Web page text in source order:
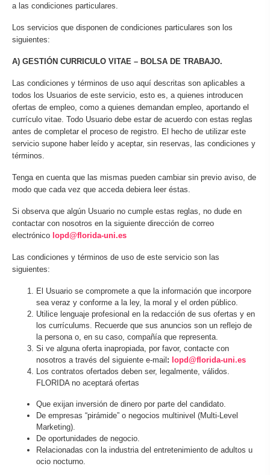
a las condiciones particulares.
Los servicios que disponen de condiciones particulares son los
siguientes:
A) GESTIÓN CURRICULO VITAE – BOLSA DE TRABAJO.
Las condiciones y términos de uso aquí descritas son aplicables a
todos los Usuarios de este servicio, esto es, a quienes introducen
ofertas de empleo, como a quienes demandan empleo, aportando el
currículo vitae. Todo Usuario debe estar de acuerdo con estas reglas
antes de completar el proceso de registro. El hecho de utilizar este
servicio supone haber leído y aceptar, sin reservas, las condiciones y
términos.
Tenga en cuenta que las mismas pueden cambiar sin previo aviso, de
modo que cada vez que acceda debiera leer éstas.
Si observa que algún Usuario no cumple estas reglas, no dude en
contactar con nosotros en la siguiente dirección de correo
electrónico lopd@florida-uni.es
Las condiciones y términos de uso de este servicio son las
siguientes:
El Usuario se compromete a que la información que incorpore
sea veraz y conforme a la ley, la moral y el orden público.
Utilice lenguaje profesional en la redacción de sus ofertas y en
los currículums. Recuerde que sus anuncios son un reflejo de
la persona o, en su caso, compañía que representa.
Si ve alguna oferta inapropiada, por favor, contacte con
nosotros a través del siguiente e-mail : lopd@florida-uni.es
Los contratos ofertados deben ser, legalmente, válidos.
FLORIDA no aceptará ofertas
Que exijan inversión de dinero por parte del candidato.
De empresas “pirámide” o negocios multinivel (Multi-Level
Marketing).
De oportunidades de negocio.
Relacionadas con la industria del entretenimiento de adultos u
ocio nocturno.